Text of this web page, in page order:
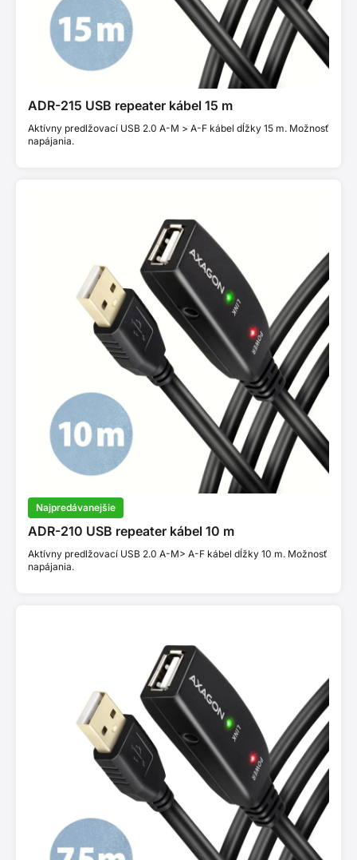
ADR-215 USB repeater kábel 15 m
Aktívny predlžovací USB 2.0 A-M > A-F kábel dĺžky 15 m. Možnosť
napájania.
Najpredávanejšie
ADR-210 USB repeater kábel 10 m
Aktívny predlžovací USB 2.0 A-M> A-F kábel dĺžky 10 m. Možnosť
napájania.